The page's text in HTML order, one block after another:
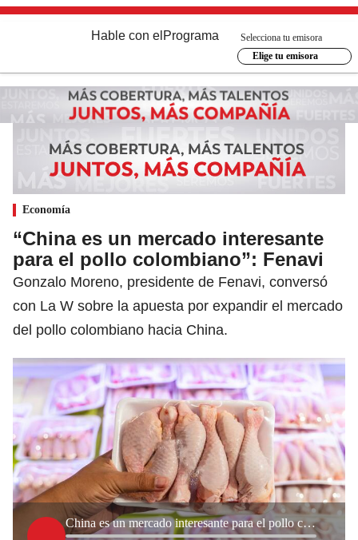
Hable con el Programa
Selecciona tu emisora
Elige tu emisora
Economía
“China es un mercado interesante
para el pollo colombiano”: Fenavi
Gonzalo Moreno, presidente de Fenavi, conversó
con La W sobre la apuesta por expandir el mercado
del pollo colombiano hacia China.
China es un mercado interesante para el pollo colombiano: Fenavi